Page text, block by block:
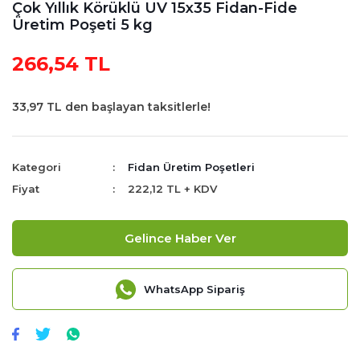
Çok Yıllık Körüklü UV 15x35 Fidan-Fide
Üretim Poşeti 5 kg
266,54 TL
33,97 TL den başlayan taksitlerle!
Kategori
Fidan Üretim Poşetleri
Fiyat
222,12 TL + KDV
Gelince Haber Ver
WhatsApp Sipariş